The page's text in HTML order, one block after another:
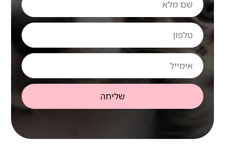
מלא
טלפון
אימייל
שליחה